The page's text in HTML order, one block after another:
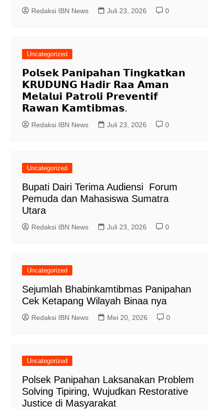
Redaksi IBN News Juli 23, 2026 0
Uncategorized
𝗣𝗼𝗹𝘀𝗲𝗸 𝗣𝗮𝗻𝗶𝗽𝗮𝗵𝗮𝗻 𝗧𝗶𝗻𝗴𝗸𝗮𝘁𝗸𝗮𝗻
𝗞𝗥𝗨𝗗𝗨𝗡𝗚 𝗛𝗮𝗱𝗶𝗿 𝗥𝗮𝗮 𝗔𝗺𝗮𝗻
𝗠𝗲𝗹𝗮𝗹𝘂𝗶 𝗣𝗮𝘁𝗿𝗼𝗹𝗶 𝗣𝗿𝗲𝘃𝗲𝗻𝘁𝗶𝗳
𝗥𝗮𝘄𝗮𝗻 𝗞𝗮𝗺𝘁𝗶𝗯𝗺𝗮𝘀.
Redaksi IBN News Juli 23, 2026 0
Uncategorized
Bupati Dairi Terima Audiensi Forum
Pemuda dan Mahasiswa Sumatra
Utara
Redaksi IBN News Juli 23, 2026 0
Uncategorized
Sejumlah Bhabinkamtibmas Panipahan
Cek Ketapang Wilayah Binaa nya
Redaksi IBN News Mei 20, 2026 0
Uncategorized
Polsek Panipahan Laksanakan Problem
Solving Tipiring, Wujudkan Restorative
Justice di Masyarakat